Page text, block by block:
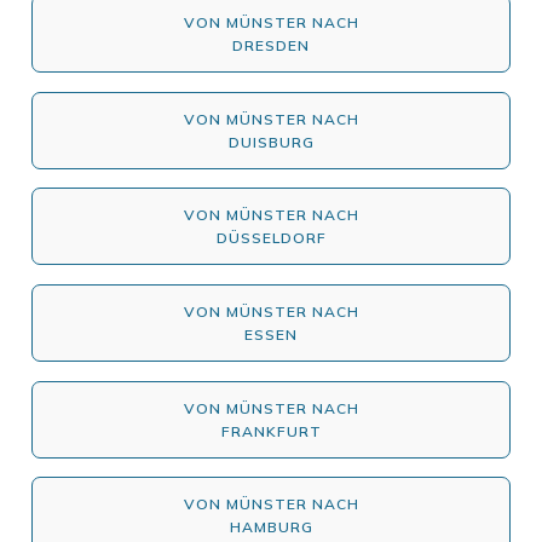
VON MÜNSTER NACH
DRESDEN
VON MÜNSTER NACH
DUISBURG
VON MÜNSTER NACH
DÜSSELDORF
VON MÜNSTER NACH
ESSEN
VON MÜNSTER NACH
FRANKFURT
VON MÜNSTER NACH
HAMBURG